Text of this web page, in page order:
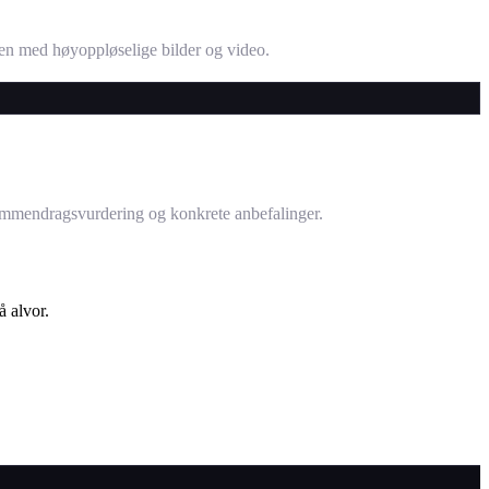
med høyoppløselige bilder og video.
og konkrete anbefalinger.
alvor.